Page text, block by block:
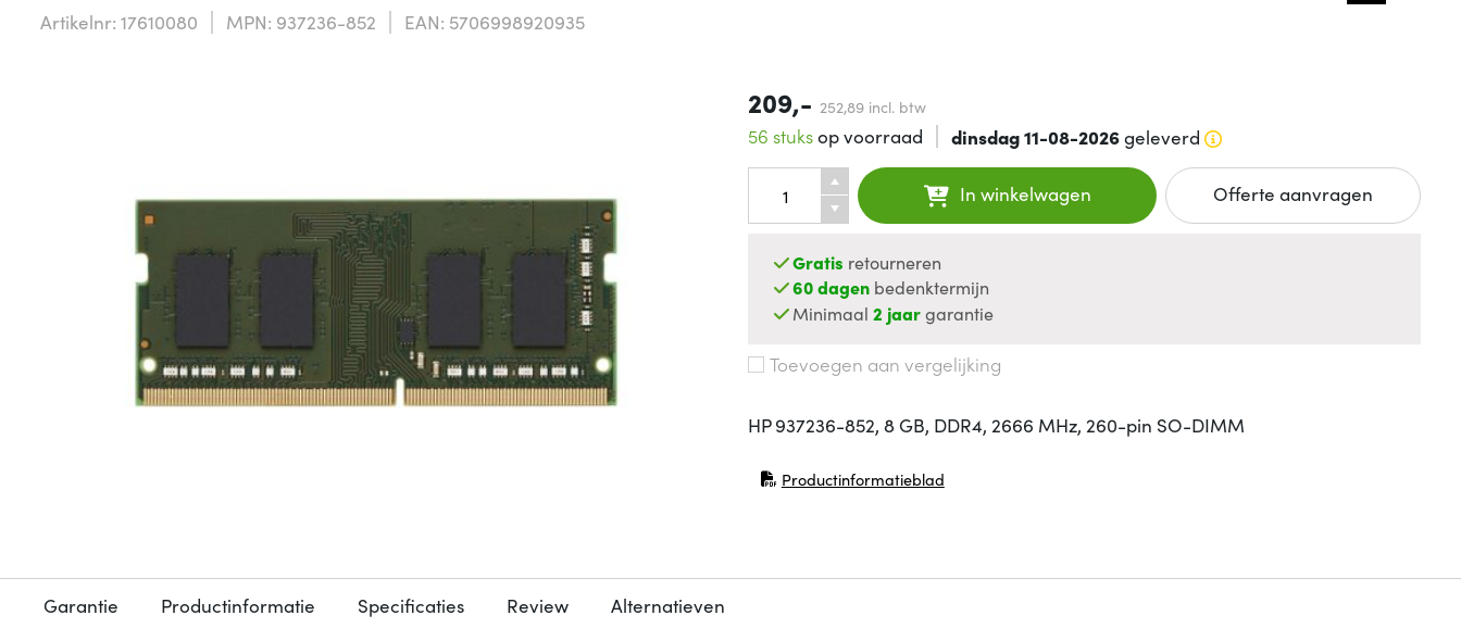
Artikelnr: 17610080 MPN: 937236-852 EAN: 5706998920935
209,- 252,89 incl. btw
56 stuksop voorraad dinsdag 11-08-2026geleverd
In winkelwagen Offerte aanvragen
Gratis retourneren
60 dagen bedenktermijn
Minimaal2 jaargarantie
Toevoegen aan vergelijking
HP 937236-852, 8 GB, DDR4, 2666 MHz, 260-pin SO-DIMM
Productinformatieblad
(opent in nieuw venster)
Garantie Productinformatie Specificaties Review Alternatieven